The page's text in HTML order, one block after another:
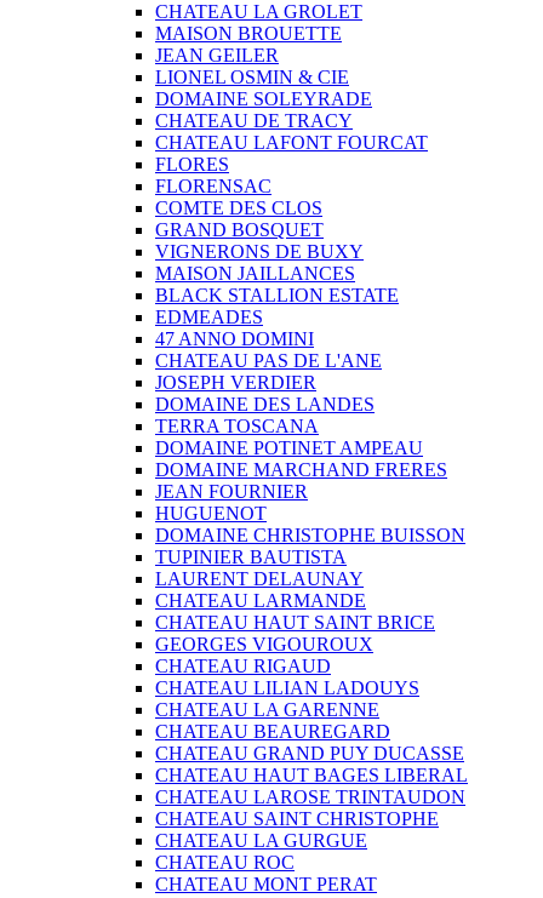
CHATEAU LA GROLET
MAISON BROUETTE
JEAN GEILER
LIONEL OSMIN & CIE
DOMAINE SOLEYRADE
CHATEAU DE TRACY
CHATEAU LAFONT FOURCAT
FLORES
FLORENSAC
COMTE DES CLOS
GRAND BOSQUET
VIGNERONS DE BUXY
MAISON JAILLANCES
BLACK STALLION ESTATE
EDMEADES
47 ANNO DOMINI
CHATEAU PAS DE L'ANE
JOSEPH VERDIER
DOMAINE DES LANDES
TERRA TOSCANA
DOMAINE POTINET AMPEAU
DOMAINE MARCHAND FRERES
JEAN FOURNIER
HUGUENOT
DOMAINE CHRISTOPHE BUISSON
TUPINIER BAUTISTA
LAURENT DELAUNAY
CHATEAU LARMANDE
CHATEAU HAUT SAINT BRICE
GEORGES VIGOUROUX
CHATEAU RIGAUD
CHATEAU LILIAN LADOUYS
CHATEAU LA GARENNE
CHATEAU BEAUREGARD
CHATEAU GRAND PUY DUCASSE
CHATEAU HAUT BAGES LIBERAL
CHATEAU LAROSE TRINTAUDON
CHATEAU SAINT CHRISTOPHE
CHATEAU LA GURGUE
CHATEAU ROC
CHATEAU MONT PERAT